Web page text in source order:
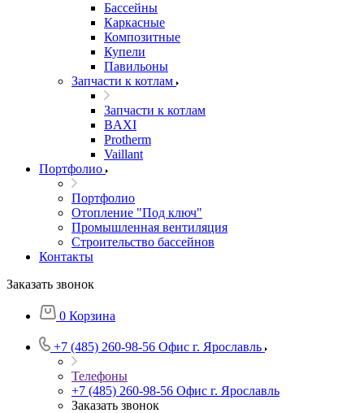
Бассейны
Каркасные
Композитные
Купели
Павильоны
Запчасти к котлам
Запчасти к котлам
BAXI
Protherm
Vaillant
Портфолио
Портфолио
Отопление "Под ключ"
Промышленная вентиляция
Строительство бассейнов
Контакты
Заказать звонок
0 Корзина
+7 (485) 260-98-56 Офис г. Ярославль
Телефоны
+7 (485) 260-98-56 Офис г. Ярославль
Заказать звонок